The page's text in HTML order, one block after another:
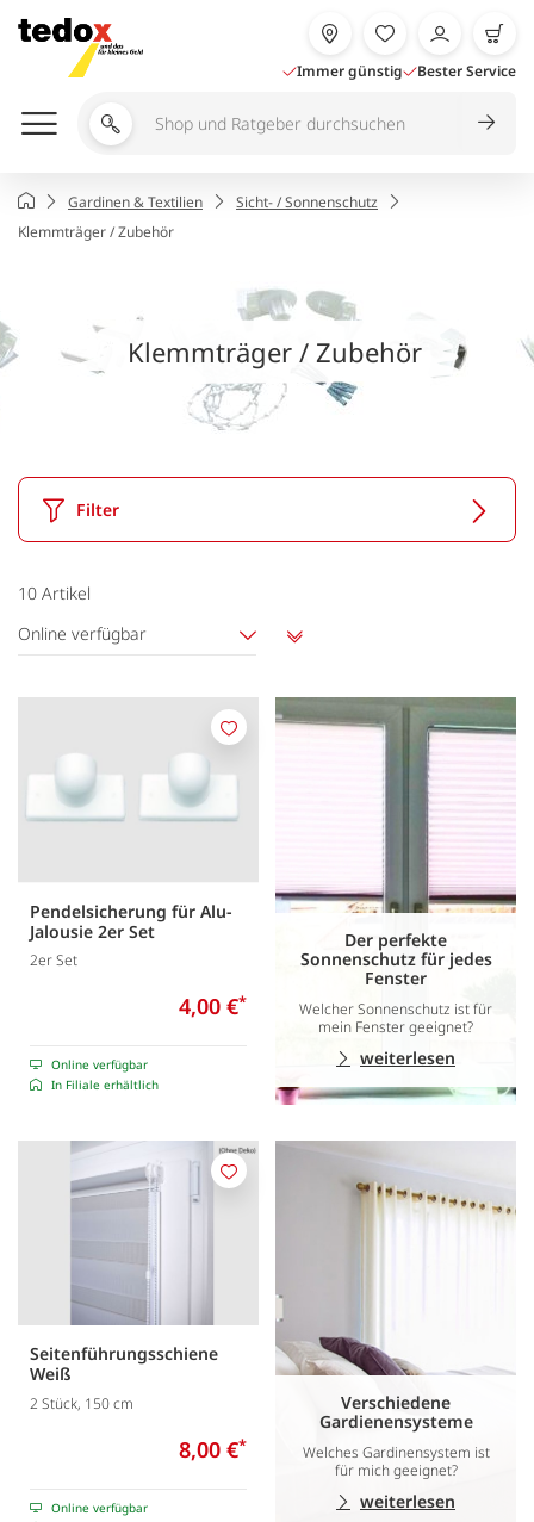
Inhalt
springen
Immer günstig Bester Service
Shop
durchsuchen
StartseiteGardinen & Textilien
Sicht- / Sonnenschutz
Klemmträger / Zubehör
Klemmträger / Zubehör
Filter
10 Artikel
Online verfügbar
Pendelsicherung für Alu-
Jalousie 2er Set
2er Set
4,00 €*
Online verfügbar
In Filiale erhältlich
Merken
Der perfekte
Sonnenschutz für jedes
Fenster
Welcher Sonnenschutz ist für
mein Fenster geeignet?
weiterlesen
Seitenführungsschiene
Weiß
2 Stück, 150 cm
8,00 €*
Online verfügbar
Merken
Verschiedene
Gardienensysteme
Welches Gardinensystem ist
für mich geeignet?
weiterlesen